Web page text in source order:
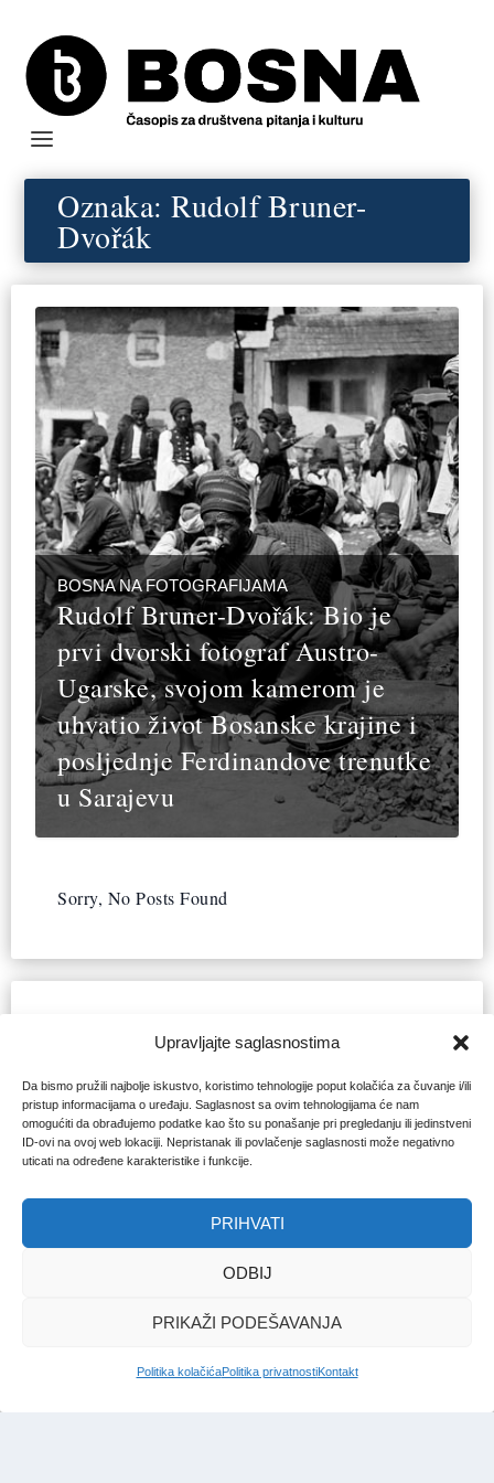
Upravljajte saglasnostima
Da bismo pružili najbolje iskustvo, koristimo tehnologije poput kolačića za čuvanje i/ili
pristup informacijama o uređaju. Saglasnost sa ovim tehnologijama će nam
omogućiti da obrađujemo podatke kao što su ponašanje pri pregledanju ili jedinstveni
ID-ovi na ovoj web lokaciji. Nepristanak ili povlačenje saglasnosti može negativno
uticati na određene karakteristike i funkcije.
PRIHVATI
ODBIJ
PRIKAŽI PODEŠAVANJA
Politika kolačićaPolitika privatnostiKontakt
Oznaka:Rudolf Bruner-
Dvořák
BOSNA NA FOTOGRAFIJAMA
Rudolf Bruner-Dvořák: Bio je
prvi dvorski fotograf Austro-
Ugarske, svojom kamerom je
uhvatio život Bosanske krajine i
posljednje Ferdinandove trenutke
u Sarajevu
Sorry, No Posts Found
Sorry, No Posts Found